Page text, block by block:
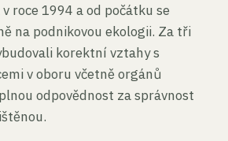
roce 1994 a od počátku se
na podnikovou ekologii. Za tři
korektní vztahy s
v oboru včetně orgánů
odpovědnost za správnost